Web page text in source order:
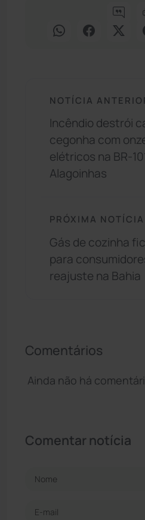
NOTÍCIA
Incêndio destrói
cegonha com
elétricos na BR-
Alagoinhas
PRÓXIMA NOTÍCIA
Gás de cozinha
para
reajuste na Bahia
Comentários
Ainda não há
Comentar notícia